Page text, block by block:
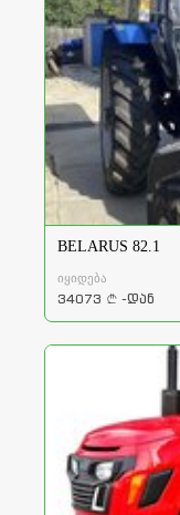
BELARUS 82.1
იყიდება
34073 a -დან